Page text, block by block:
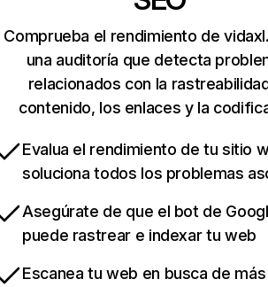
Comprueba el rendimiento de
una auditoría que detecta
relacionados con la
contenido, los enlaces y la
Evalua el rendimiento de tu sitio
soluciona todos los problemas
Asegúrate de que el bot de
puede rastrear e indexar tu web
Escanea tu web en busca de